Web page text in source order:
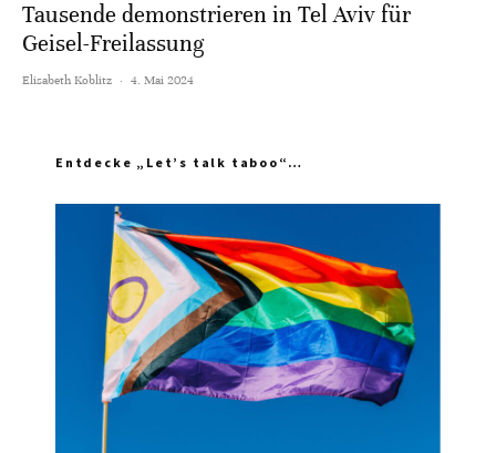
Tausende demonstrieren in Tel Aviv für
Geisel-Freilassung
Elisabeth Koblitz · 4. Mai 2024
Entdecke „Let’s talk taboo“…